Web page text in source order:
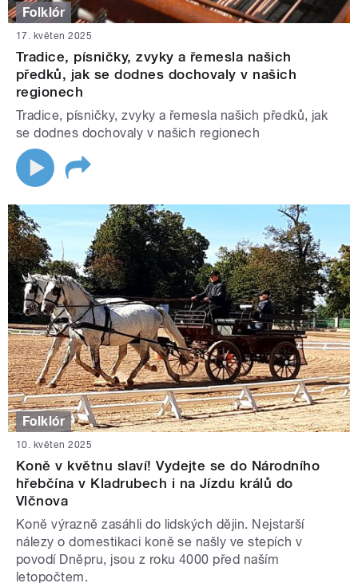
Folklór
17. květen 2025
Tradice, písničky, zvyky a řemesla našich
předků, jak se dodnes dochovaly v našich
regionech
Tradice, písničky, zvyky a řemesla našich předků, jak
se dodnes dochovaly v našich regionech
Folklór
10. květen 2025
Koně v květnu slaví! Vydejte se do Národního
hřebčína v Kladrubech i na Jízdu králů do
Vlčnova
Koně výrazně zasáhli do lidských dějin. Nejstarší
nálezy o domestikaci koně se našly ve stepích v
povodí Dněpru, jsou z roku 4000 před naším
letopočtem.